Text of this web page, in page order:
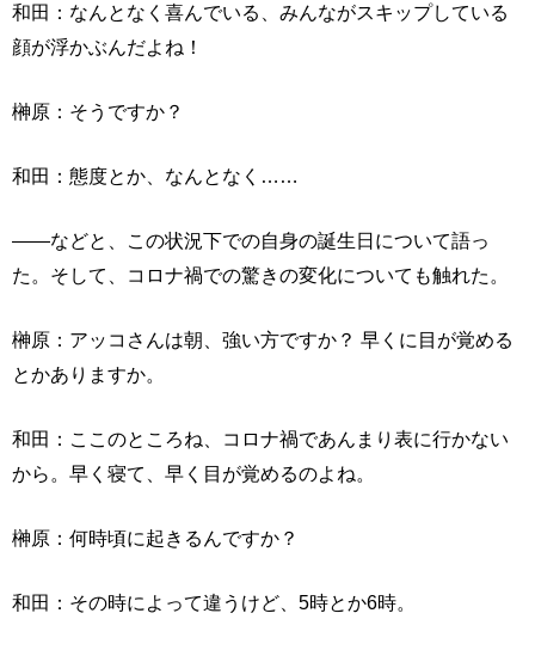
和田：なんとなく喜んでいる、みんながスキップしている
顔が浮かぶんだよね！
榊原：そうですか？
和田：態度とか、なんとなく……
――などと、この状況下での自身の誕生日について語っ
た。そして、コロナ禍での驚きの変化についても触れた。
榊原：アッコさんは朝、強い方ですか？ 早くに目が覚める
とかありますか。
和田：ここのところね、コロナ禍であんまり表に行かない
から。早く寝て、早く目が覚めるのよね。
榊原：何時頃に起きるんですか？
和田：その時によって違うけど、5時とか6時。